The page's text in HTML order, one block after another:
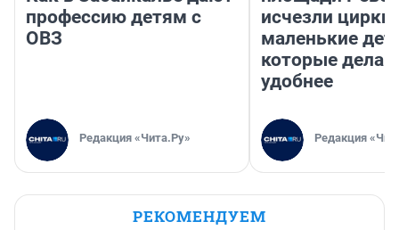
профессию детям с
ОВЗ
Редакция «Чита.Ру»
исчезли цирки
маленькие
которые
удобнее
Редакция
РЕКОМЕНДУЕМ